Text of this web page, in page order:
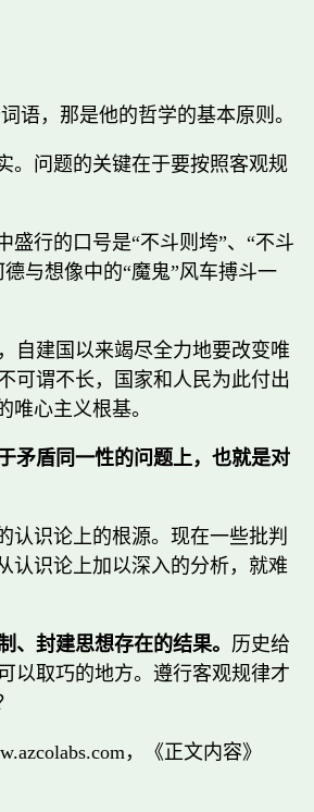
语，那是他的哲学的基本原则。
。问题的关键在于要按照客观规
行的口号是“不斗则垮”、“不斗
与想像中的“魔鬼”风车搏斗一
自建国以来竭尽全力地要改变唯
可谓不长，国家和人民为此付出
心主义根基。
矛盾同一性的问题上，也就是对
认识论上的根源。现在一些批判
认识论上加以深入的分析，就难
封建思想存在的结果。 历史给
以取巧的地方。遵行客观规律才
，《正文内容》